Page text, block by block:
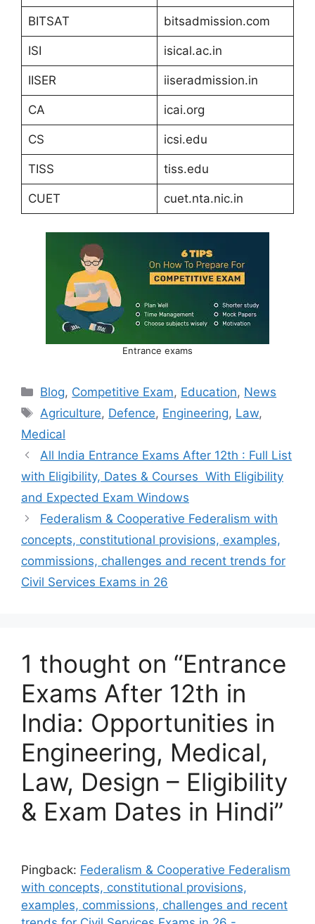
BITSAT bitsadmission.com
ISI isical.ac.in
IISER iiseradmission.in
CA icai.org
CS icsi.edu
TISS tiss.edu
CUET cuet.nta.nic.in
Entrance exams
Categories
Blog, Competitive Exam, Education, News
Tags
Agriculture, Defence, Engineering, Law,
Medical
All India Entrance Exams After 12th : Full List
with Eligibility, Dates & Courses With Eligibility
and Expected Exam Windows
Federalism & Cooperative Federalism with
concepts, constitutional provisions, examples,
commissions, challenges and recent trends for
Civil Services Exams in 26
1 thought on “Entrance
Exams After 12th in
India: Opportunities in
Engineering, Medical,
Law, Design – Eligibility
& Exam Dates in Hindi”
Pingback: Federalism & Cooperative Federalism
with concepts, constitutional provisions,
examples, commissions, challenges and recent